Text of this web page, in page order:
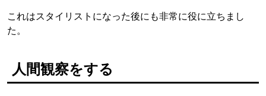
これはスタイリストになった後にも非常に役に立ちまし
た。
人間観察をする